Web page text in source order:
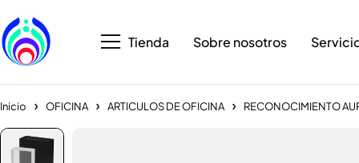
Tienda Sobre nosotros
Inicio OFICINA ARTICULOS DE OFICINA RECONOCIMIENTO